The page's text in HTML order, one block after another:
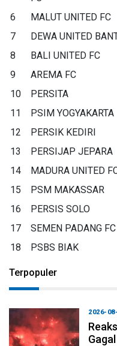
6 MALUT UNITED FC
7
DEWA UNITED
8
BALI UNITED FC
9
AREMA FC
10
PERSITA
11
PSIM YOGYAKARTA
12
PERSIK KEDIRI
13
PERSIJAP JEPARA
14
MADURA UNITED
15
PSM MAKASSAR
16
PERSIS SOLO
17
SEMEN PADANG FC
18
PSBS BIAK
Terpopuler
2026-